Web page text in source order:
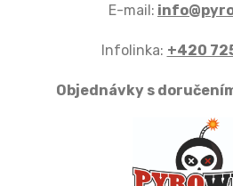
E-mail:
Infolinka: +420
Objednávky s